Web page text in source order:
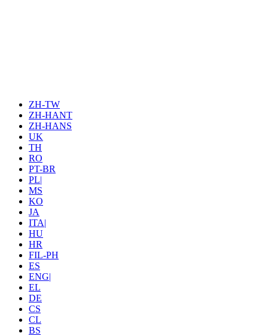
ZH-TW
ZH-HANT
ZH-HANS
UK
TH
RO
PT-BR
PL|
MS
KO
JA
ITA|
HU
HR
FIL-PH
ES
ENG|
EL
DE
CS
CL
BS